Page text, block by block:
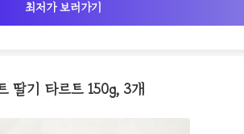
최저가 보러가기
딸기 타르트 150g, 3개